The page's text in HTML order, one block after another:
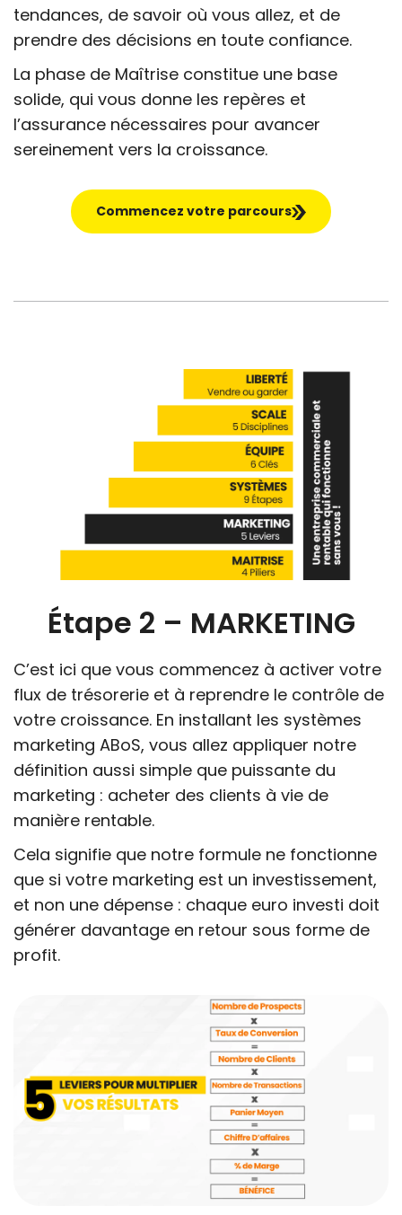
tendances, de savoir où vous allez, et de
prendre des décisions en toute confiance.
La phase de Maîtrise constitue une base
solide, qui vous donne les repères et
l’assurance nécessaires pour avancer
sereinement vers la croissance.
Commencez votre parcours
Étape 2 – MARKETING
C’est ici que vous commencez à activer votre
flux de trésorerie et à reprendre le contrôle de
votre croissance. En installant les systèmes
marketing ABoS, vous allez appliquer notre
définition aussi simple que puissante du
marketing : acheter des clients à vie de
manière rentable.
Cela signifie que notre formule ne fonctionne
que si votre marketing est un investissement,
et non une dépense : chaque euro investi doit
générer davantage en retour sous forme de
profit.